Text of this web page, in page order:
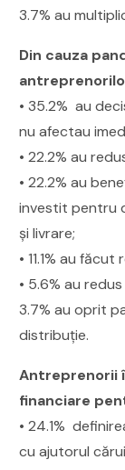
3.7% au
Din cauza
• 35.2% au
nu afectau
• 22.2% au
• 22.2% au
investit pentru
şi livrare;
• 11.1% au
• 5.6% au
3.7% au oprit
distribuţie.
Antreprenorii
financiare
• 24.1%
cu ajutorul